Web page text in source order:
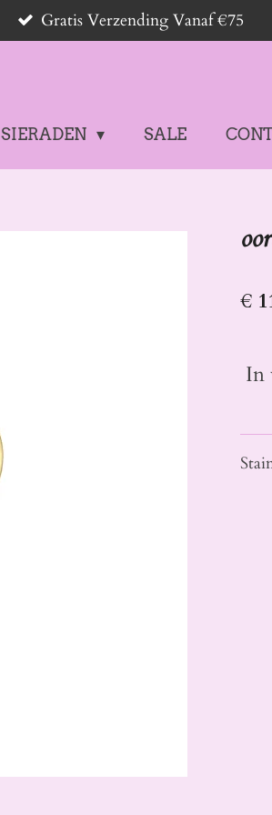
Gratis Verzending Vanaf €75
SIERADEN SALE
€
In